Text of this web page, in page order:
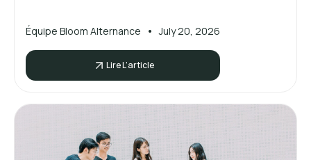
Équipe Bloom Alternance • July 20, 2026
Lire L’article